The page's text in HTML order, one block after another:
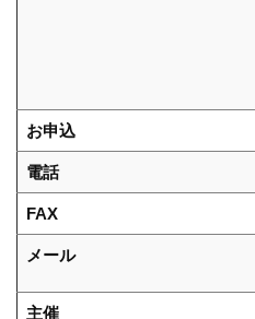
お申込
電話
FAX
メール
主催